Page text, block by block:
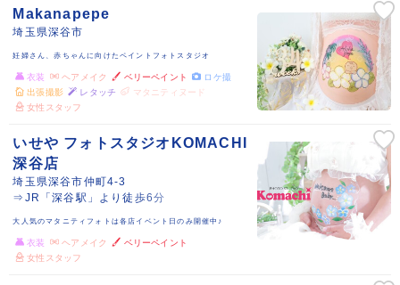
Makanapepe
埼玉県深谷市
妊婦さん、赤ちゃんに向けたペイントフォトスタジオ
衣装 ヘアメイク ベリーペイント
ロケ撮
出張撮影
レタッチ
マタニティヌード
女性スタッフ
いせや フォトスタジオKOMACHI
深谷店
埼玉県深谷市仲町4-3
⇒JR「深谷駅」より徒歩6分
大人気のマタニティフォトは各店イベント日のみ開催中♪
衣装 ヘアメイク
ベリーペイント
女性スタッフ